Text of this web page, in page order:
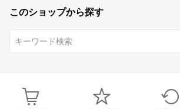
このショップから探す